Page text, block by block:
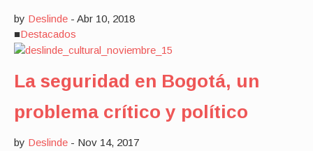
by Deslinde - Abr 10, 2018
■Destacados
La seguridad en Bogotá, un
problema crítico y político
by Deslinde - Nov 14, 2017